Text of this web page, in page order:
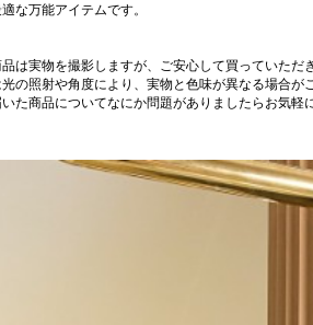
な万能アイテムです。
は実物を撮影しますが、ご安心して買っていただ
の照射や角度により、実物と色味が異なる場合が
た商品についてなにか問題がありましたらお気軽